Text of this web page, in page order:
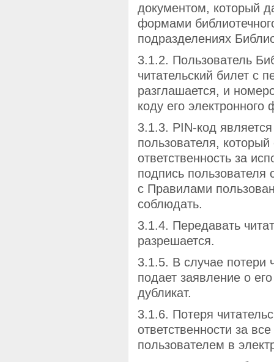
документом, который
формами
подразделениях
3.1.2. Пользователь
читательский билет с
разглашается, и
коду его
3.1.3. PIN-код
пользователя,
ответственность за
подпись пользователя
с Правилами
соблюдать.
3.1.4. Передавать
разрешается.
3.1.5. В случае потери
подает заявление о
дубликат.
3.1.6. Потеря
ответственности за
пользователем в